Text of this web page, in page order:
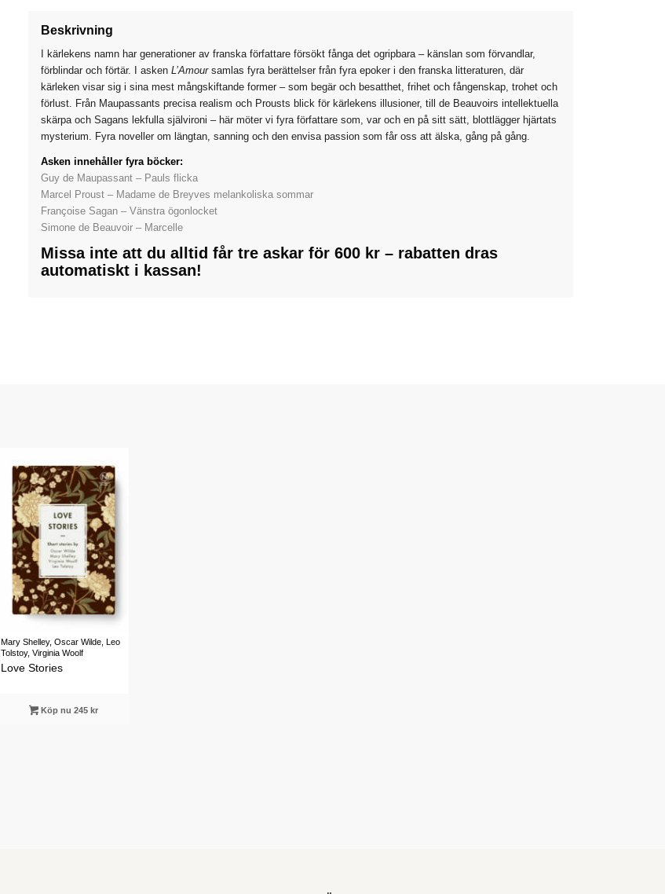
Beskrivning
I kärlekens namn har generationer av franska författare försökt fånga det ogripbara – känslan som förvandlar,
förblindar och förtär. I askenL’Amoursamlas fyra berättelser från fyra epoker i den franska litteraturen, där
kärleken visar sig i sina mest mångskiftande former – som begär och besatthet, frihet och fångenskap, trohet och
förlust. Från Maupassants precisa realism och Prousts blick för kärlekens illusioner, till de Beauvoirs intellektuella
skärpa och Sagans lekfulla självironi – här möter vi fyra författare som, var och en på sitt sätt, blottlägger hjärtats
mysterium. Fyra noveller om längtan, sanning och den envisa passion som får oss att älska, gång på gång.
Asken innehåller fyra böcker:
Guy de Maupassant – Pauls flicka
Marcel Proust – Madame de Breyves melankoliska sommar
Françoise Sagan – Vänstra ögonlocket
Simone de Beauvoir – Marcelle
Missa inte att du alltid får tre askar för 600 kr – rabatten dras
automatiskt i kassan!
Mary Shelley, Oscar Wilde, Leo
Tolstoy, Virginia Woolf
Love Stories
Köp nu 245 kr